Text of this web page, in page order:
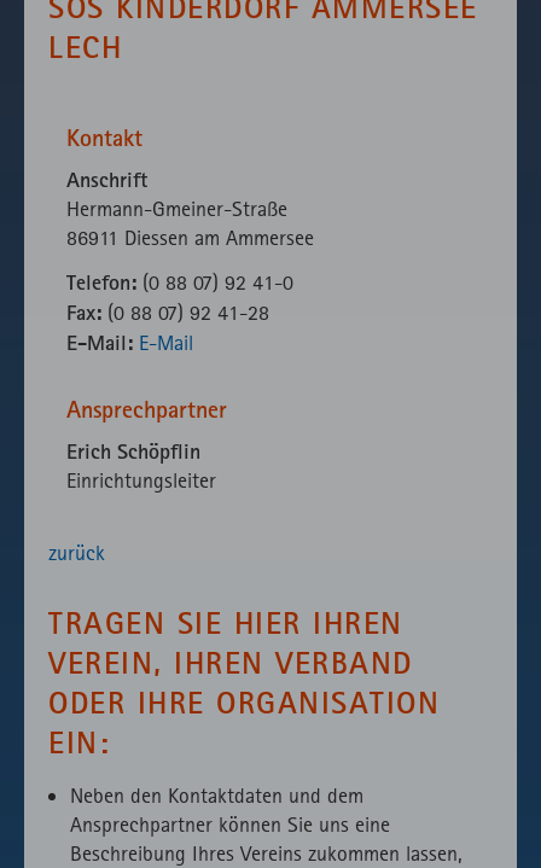
LECH
Kontakt
Anschrift
Hermann-Gmeiner-Straße
86911 Diessen am Ammersee
Telefon: (0 88 07) 92 41-0
Fax: (0 88 07) 92 41-28
E-Mail: E-Mail
Ansprechpartner
Erich Schöpflin
Einrichtungsleiter
zurück
TRAGEN SIE HIER IHREN
VEREIN, IHREN VERBAND
ODER IHRE ORGANISATION
EIN:
Neben den Kontaktdaten und dem
Ansprechpartner können Sie uns eine
Beschreibung Ihres Vereins zukommen lassen,